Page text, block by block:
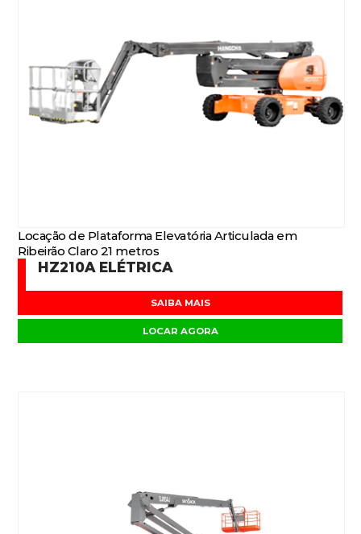
Locação de Plataforma Elevatória Articulada em
Ribeirão Claro 21 metros
HZ210A ELÉTRICA
SAIBA MAIS
LOCAR AGORA